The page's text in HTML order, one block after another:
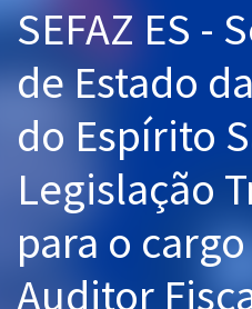
Cursos 20% OFF
Pós
Graduação
OAB
Questões grátis
SEFAZ ES -
de Estado
do Espírito
Legislação
para o
Auditor